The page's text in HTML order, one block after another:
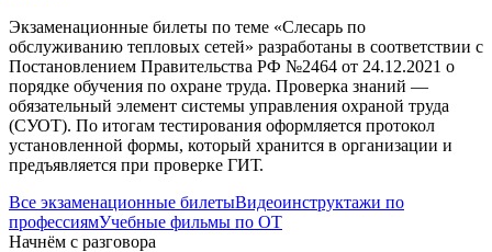
Экзаменационные билеты по теме «Слесарь по
обслуживанию тепловых сетей» разработаны в соответствии с
Постановлением Правительства РФ №2464 от 24.12.2021 о
порядке обучения по охране труда. Проверка знаний —
обязательный элемент системы управления охраной труда
(СУОТ). По итогам тестирования оформляется протокол
установленной формы, который хранится в организации и
предъявляется при проверке ГИТ.
Все экзаменационные билетыВидеоинструктажи по
профессиямУчебные фильмы по ОТ
Начнём с разговора